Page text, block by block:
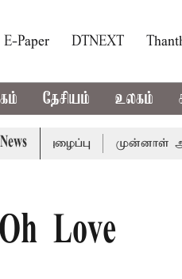
E-Paper DTNEXT
தேசியம் உலகம்
அழைப்பு முன்னாள்
Love